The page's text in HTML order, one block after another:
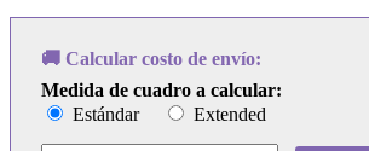
cantidad
🚚 Calcular costo de envío:
Medida de cuadro a calcular:
Estándar
Extended